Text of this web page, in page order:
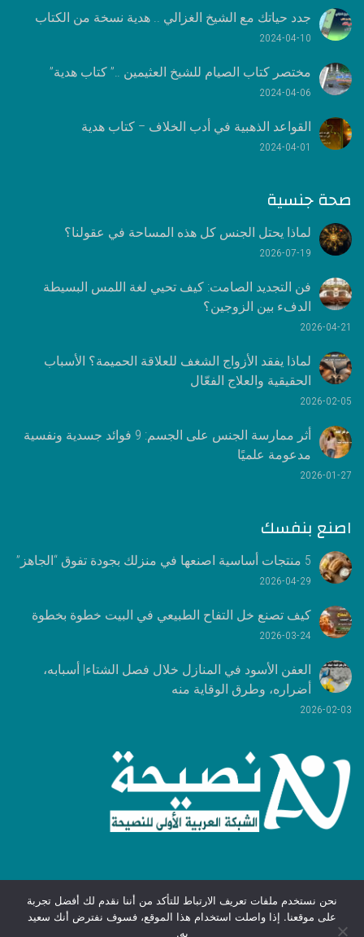
جدد حياتك مع الشيخ الغزالي .. هدية نسخة من الكتاب
2024-04-10
مختصر كتاب الصيام للشيخ العثيمين ..” كتاب هدية”
2024-04-06
القواعد الذهبية في أدب الخلاف – كتاب هدية
2024-04-01
صحة جنسية
لماذا يحتل الجنس كل هذه المساحة في عقولنا؟
2026-07-19
فن التجديد الصامت: كيف تحيي لغة اللمس البسيطة
الدفء بين الزوجين؟
2026-04-21
لماذا يفقد الأزواج الشغف للعلاقة الحميمة؟ الأسباب
الحقيقية والعلاج الفعّال
2026-02-05
أثر ممارسة الجنس على الجسم: 9 فوائد جسدية ونفسية
مدعومة علميًا
2026-01-27
اصنع بنفسك
5 منتجات أساسية اصنعها في منزلك بجودة تفوق “الجاهز”
2026-04-29
كيف تصنع خل التفاح الطبيعي في البيت خطوة بخطوة
2026-03-24
العفن الأسود في المنازل خلال فصل الشتاء| أسبابه،
أضراره، وطرق الوقاية منه
2026-02-03
الخصوصية |الشروط والقوانينجميع
نحن نستخدم ملفات تعريف الارتباط للتأكد من أننا نقدم لك أفضل تجربة
على موقعنا. إذا واصلت استخدام هذا الموقع، فسوف نفترض أنك سعيد
به.